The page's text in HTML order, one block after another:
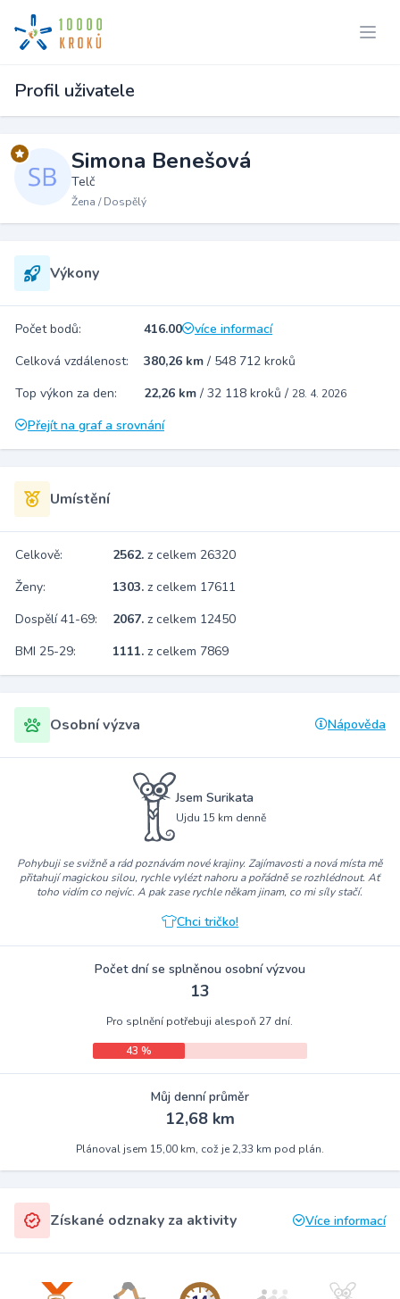
Profil uživatele
Simona Benešová
Telč
Žena / Dospělý
Výkony
Počet bodů: 416.00
více informací
Celková vzdálenost:
380,26 km / 548 712 kroků
Top výkon za den:
22,26 km / 32 118 kroků / 28. 4. 2026
Přejít na graf a srovnání
Umístění
Celkově: 2562. z celkem 26320
Ženy:
1303. z celkem 17611
Dospělí 41-69:
2067. z celkem 12450
BMI 25-29:
1111. z celkem 7869
Osobní výzva Nápověda
Jsem Surikata
Ujdu 15 km denně
Pohybuji se svižně a rád poznávám nové krajiny. Zajímavosti a nová místa mě
přitahují magickou silou, rychle vylézt nahoru a pořádně se rozhlédnout. Ať
toho vidím co nejvíc. A pak zase rychle někam jinam, co mi síly stačí.
Chci tričko!
Počet dní se splněnou osobní výzvou
13
Pro splnění potřebuji alespoň 27 dní.
43 %
Můj denní průměr
12,68 km
Plánoval jsem 15,00 km, což je 2,33 km pod plán.
Získané odznaky za aktivity Více informací